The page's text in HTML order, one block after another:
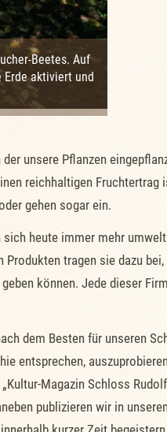
Beetes. Auf
Erde aktiviert und
unsere Pflanzen
reichhaltigen
gehen sogar ein.
heute immer mehr
tragen sie dazu
können. Jede dieser
dem Besten für unseren
entsprechen,
Magazin Schloss
publizieren wir in